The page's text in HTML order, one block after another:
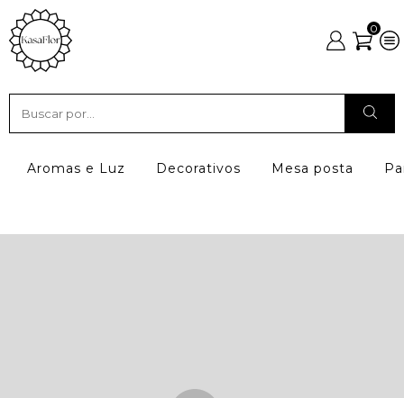
0
Aromas e Luz Decorativos Mesa posta